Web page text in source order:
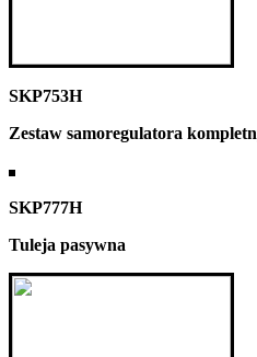
SKP753H
Zestaw samoregulatora
SKP777H
Tuleja pasywna